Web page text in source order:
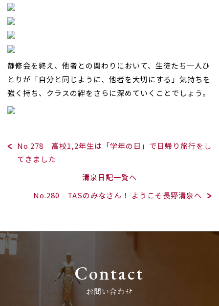
静修会を終え、他者との関わりにおいて、生徒たち一人ひ
とりが「自分と同じように、他者を大切にする」気持ちを
強く持ち、クラスの絆をさらに深めていくことでしょう。
No.278 高校1,2年生は「学年の日」で日帰り旅行をし
てきました
清泉日記一覧へ
No.280 TASのみなさん！ ようこそ長野清泉へ
Contact
お問い合わせ